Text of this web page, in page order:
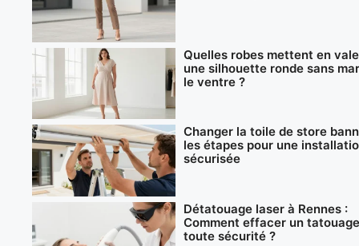
Quelles robes mettent en
une silhouette ronde sans
le ventre ?
Changer la toile de store
les étapes pour une
sécurisée
Détatouage laser à Rennes :
Comment effacer un
toute sécurité ?